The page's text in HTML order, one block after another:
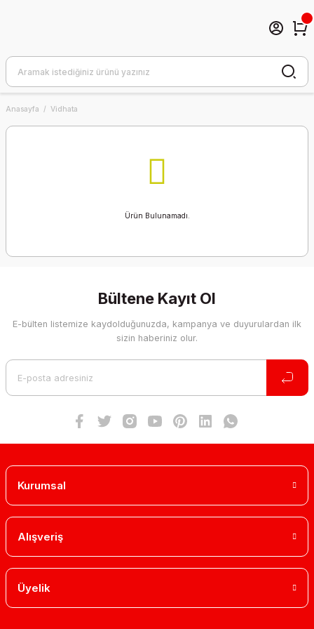
Anasayfa Vidhata
Ürün Bulunamadı.
Bültene Kayıt Ol
E-bülten listemize kaydolduğunuzda, kampanya ve duyurulardan ilk
sizin haberiniz olur.
Kurumsal
Alışveriş
Üyelik